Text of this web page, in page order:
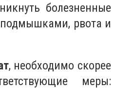
болезненные
рвота и
, необходимо скорее
меры: